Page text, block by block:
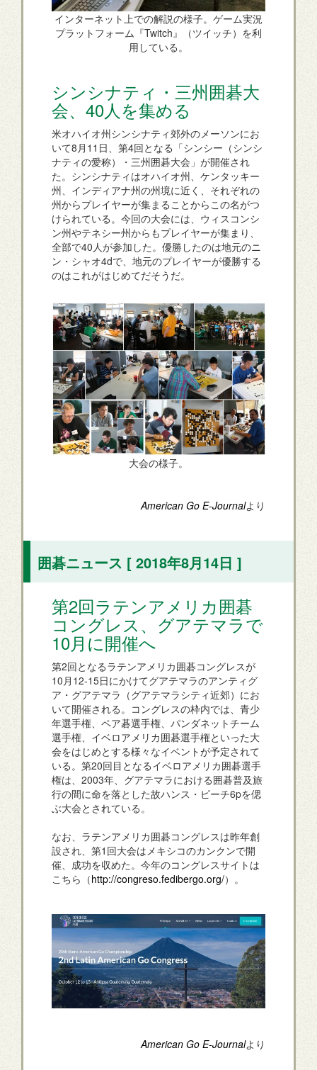
インターネット上での解説の様子。ゲーム実況
プラットフォーム『Twitch』（ツイッチ）を利
用している。
シンシナティ・三州囲碁大
会、40人を集める
米オハイオ州シンシナティ郊外のメーソンにお
いて8月11日、第4回となる「シンシー（シンシ
ナティの愛称）・三州囲碁大会」が開催され
た。シンシナティはオハイオ州、ケンタッキー
州、インディアナ州の州境に近く、それぞれの
州からプレイヤーが集まることからこの名がつ
けられている。今回の大会には、ウィスコンシ
ン州やテネシー州からもプレイヤーが集まり、
全部で40人が参加した。優勝したのは地元のニ
ン・シャオ4dで、地元のプレイヤーが優勝する
のはこれがはじめてだそうだ。
大会の様子。
American Go E-Journalより
囲碁ニュース [ 2018年8月14日 ]
第2回ラテンアメリカ囲碁
コングレス、グアテマラで
10月に開催へ
第2回となるラテンアメリカ囲碁コングレスが
10月12-15日にかけてグアテマラのアンティグ
ア・グアテマラ（グアテマラシティ近郊）にお
いて開催される。コングレスの枠内では、青少
年選手権、ペア碁選手権、パンダネットチーム
選手権、イベロアメリカ囲碁選手権といった大
会をはじめとする様々なイベントが予定されて
いる。第20回目となるイベロアメリカ囲碁選手
権は、2003年、グアテマラにおける囲碁普及旅
行の間に命を落とした故ハンス・ピーチ6pを偲
ぶ大会とされている。
なお、ラテンアメリカ囲碁コングレスは昨年創
設され、第1回大会はメキシコのカンクンで開
催、成功を収めた。今年のコングレスサイトは
こちら（http://congreso.fedibergo.org/）。
American Go E-Journalより